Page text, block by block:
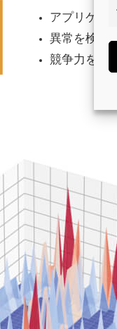
アプリケー
異常を検知
競争力を向